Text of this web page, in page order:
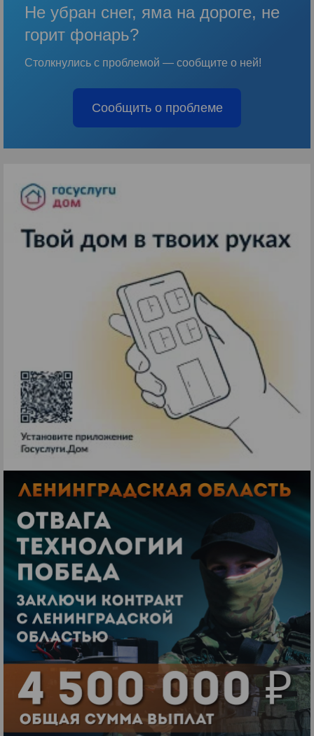
Не убран снег, яма на дороге, не
горит фонарь?
Столкнулись с проблемой — сообщите о ней!
Сообщить о проблеме